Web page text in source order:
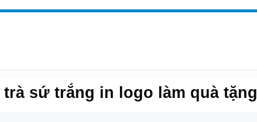
trà sứ trắng in logo làm quà tặng